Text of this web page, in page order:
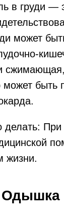
в груди —
может
сжимающая,
может быть
делать:
жизни.